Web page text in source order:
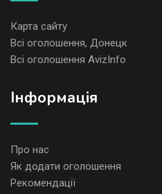
Карта сайту
Всі оголошення, Донецк
Всі оголошення AvizInfo
Iнформація
Про нас
Як додати оголошення
Рекомендації